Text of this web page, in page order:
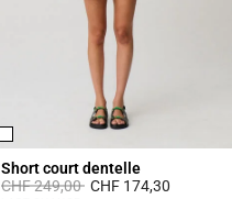
Short court dentelle
Prix réduit à partir de
CHF 249,00àCHF 174,30